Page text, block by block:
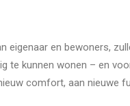
eigenaar en bewoners,
te kunnen wonen – en
comfort, aan nieuwe